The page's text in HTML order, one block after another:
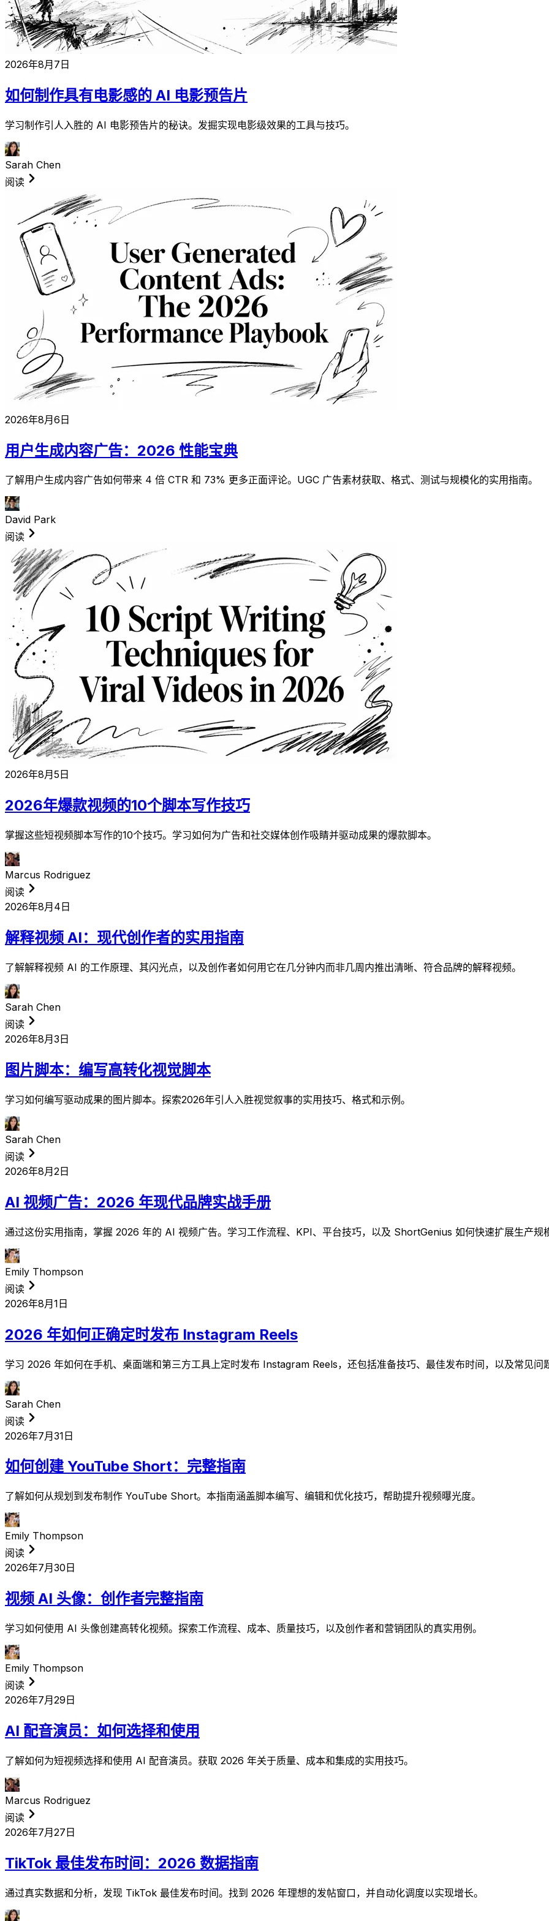
2026年8月7日
如何制作具有电影感的 AI 电影预告片
学习制作引人入胜的 AI 电影预告片的秘诀。发掘实现电影级效果的工具与技巧。
Sarah Chen
阅读
2026年8月6日
用户生成内容广告：2026 性能宝典
了解用户生成内容广告如何带来 4 倍 CTR 和 73% 更多正面评论。UGC 广告素材获取、格式、测试与规模化的实用指南。
David Park
阅读
2026年8月5日
2026年爆款视频的10个脚本写作技巧
掌握这些短视频脚本写作的10个技巧。学习如何为广告和社交媒体创作吸睛并驱动成果的爆款脚本。
Marcus Rodriguez
阅读
2026年8月4日
解释视频 AI：现代创作者的实用指南
了解解释视频 AI 的工作原理、其闪光点，以及创作者如何用它在几分钟内而非几周内推出清晰、符合品牌的解释视频。
Sarah Chen
阅读
2026年8月3日
图片脚本：编写高转化视觉脚本
学习如何编写驱动成果的图片脚本。探索2026年引人入胜视觉叙事的实用技巧、格式和示例。
Sarah Chen
阅读
2026年8月2日
AI 视频广告：2026 年现代品牌实战手册
通过这份实用指南，掌握 2026 年的 AI 视频广告。学习工作流程、KPI、平台技巧，以及 ShortGenius 如何快速扩展生产规
Emily Thompson
阅读
2026年8月1日
2026 年如何正确定时发布 Instagram Reels
学习 2026 年如何在手机、桌面端和第三方工具上定时发布 Instagram Reels，还包括准备技巧、最佳发布时间，以及常见问
Sarah Chen
阅读
2026年7月31日
如何创建 YouTube Short：完整指南
了解如何从规划到发布制作 YouTube Short。本指南涵盖脚本编写、编辑和优化技巧，帮助提升视频曝光度。
Emily Thompson
阅读
2026年7月30日
视频 AI 头像：创作者完整指南
学习如何使用 AI 头像创建高转化视频。探索工作流程、成本、质量技巧，以及创作者和营销团队的真实用例。
Emily Thompson
阅读
2026年7月29日
AI 配音演员：如何选择和使用
了解如何为短视频选择和使用 AI 配音演员。获取 2026 年关于质量、成本和集成的实用技巧。
Marcus Rodriguez
阅读
2026年7月27日
TikTok 最佳发布时间：2026 数据指南
通过真实数据和分析，发现 TikTok 最佳发布时间。找到 2026 年理想的发帖窗口，并自动化调度以实现增长。